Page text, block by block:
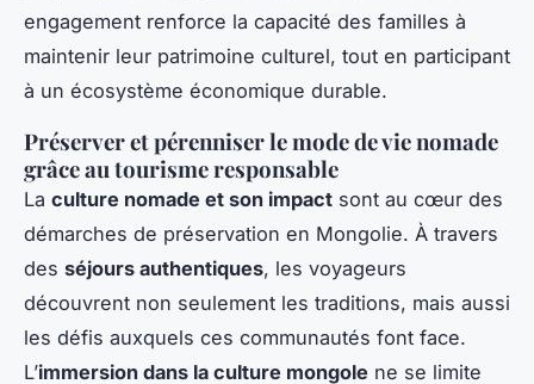
engagement renforce la capacité des familles à
maintenir leur patrimoine culturel, tout en participant
à un écosystème économique durable.
Préserver et pérenniser le mode de vie nomade
grâce au tourisme responsable
La culture nomade et son impact sont au cœur des
démarches de préservation en Mongolie. À travers
des séjours authentiques, les voyageurs
découvrent non seulement les traditions, mais aussi
les défis auxquels ces communautés font face.
L’immersion dans la culture mongole ne se limite